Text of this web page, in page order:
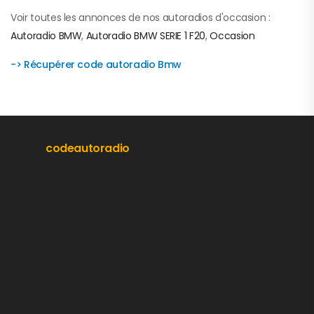
Voir toutes les annonces de nos autoradios d'occasion :
Autoradio BMW, Autoradio BMW SERIE 1 F20,Occasion
-> Récupérer code autoradio Bmw
codeautoradio